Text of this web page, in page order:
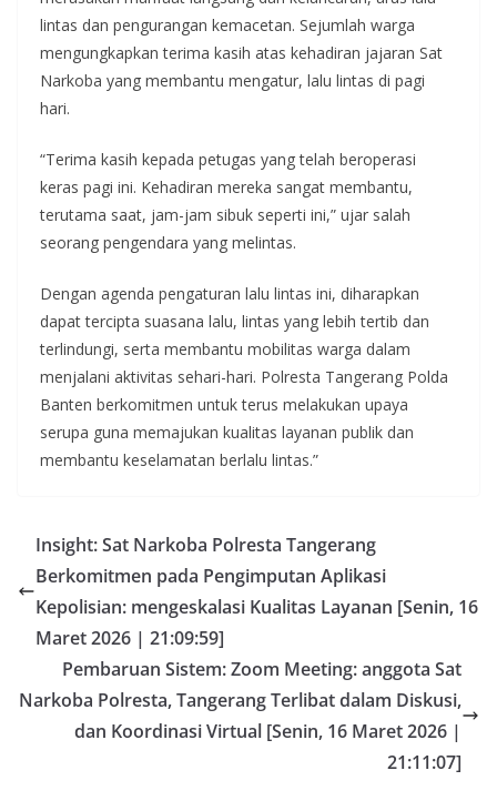
lintas dan pengurangan kemacetan. Sejumlah warga
mengungkapkan terima kasih atas kehadiran jajaran Sat
Narkoba yang membantu mengatur, lalu lintas di pagi
hari.
“Terima kasih kepada petugas yang telah beroperasi
keras pagi ini. Kehadiran mereka sangat membantu,
terutama saat, jam-jam sibuk seperti ini,” ujar salah
seorang pengendara yang melintas.
Dengan agenda pengaturan lalu lintas ini, diharapkan
dapat tercipta suasana lalu, lintas yang lebih tertib dan
terlindungi, serta membantu mobilitas warga dalam
menjalani aktivitas sehari-hari. Polresta Tangerang Polda
Banten berkomitmen untuk terus melakukan upaya
serupa guna memajukan kualitas layanan publik dan
membantu keselamatan berlalu lintas.”
Insight: Sat Narkoba Polresta Tangerang
Berkomitmen pada Pengimputan Aplikasi
Kepolisian: mengeskalasi Kualitas Layanan [Senin, 16
Maret 2026 | 21:09:59]
Pembaruan Sistem: Zoom Meeting: anggota Sat
Narkoba Polresta, Tangerang Terlibat dalam Diskusi,
dan Koordinasi Virtual [Senin, 16 Maret 2026 |
21:11:07]